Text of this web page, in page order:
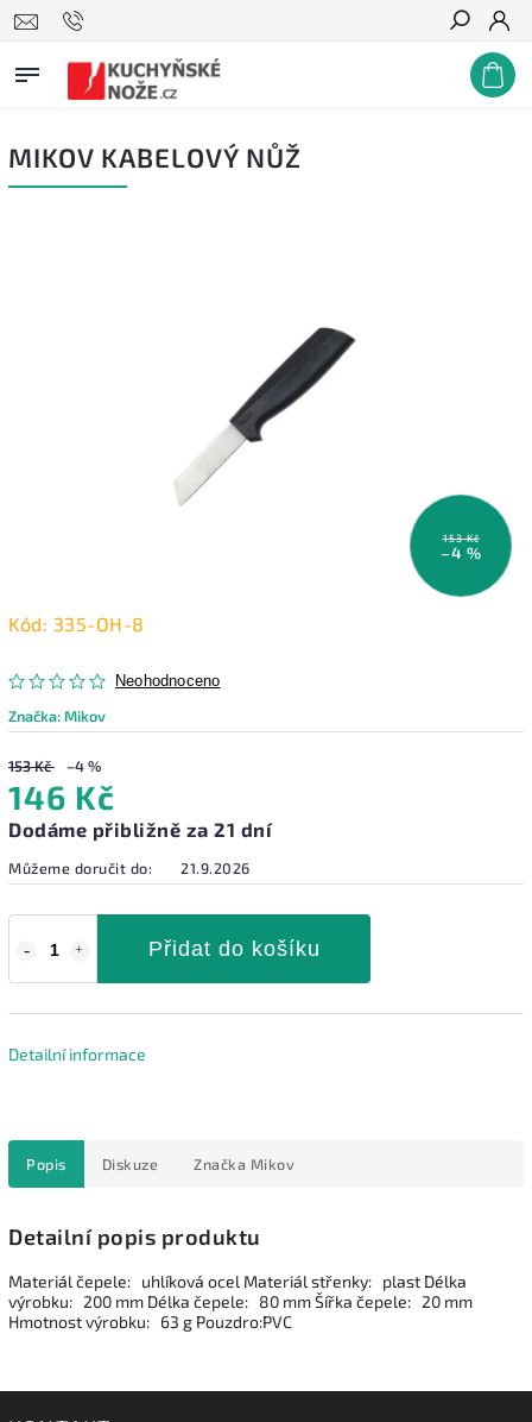
Hledat
MIKOV KABELOVÝ NŮŽ
153 Kč
–4 %
Kód: 335-OH-8
Neohodnoceno
Značka:Mikov
153 Kč –4 %
146 Kč
Dodáme přibližně za 21 dní
Můžeme doručit do: 21.9.2026
Přidat do košíku
Detailní informace
Popis Diskuze Značka Mikov
Detailní popis produktu
Materiál čepele: uhlíková ocel Materiál střenky: plast Délka
výrobku: 200 mm Délka čepele: 80 mm Šířka čepele: 20 mm
Hmotnost výrobku: 63 g Pouzdro:PVC